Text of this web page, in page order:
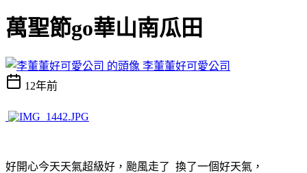
萬聖節go華山南瓜田
李董董好可愛公司
12年前
好開心今天天氣超級好，颱風走了 換了一個好天氣，